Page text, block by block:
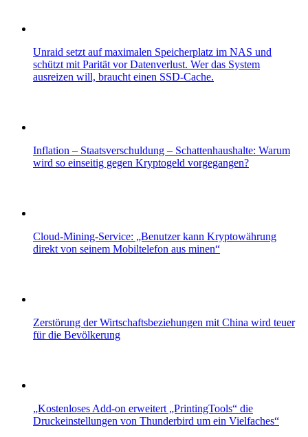
Unraid setzt auf maximalen Speicherplatz im NAS und
schützt mit Parität vor Datenverlust. Wer das System
ausreizen will, braucht einen SSD-Cache.
Inflation – Staatsverschuldung – Schattenhaushalte: Warum
wird so einseitig gegen Kryptogeld vorgegangen?
Cloud-Mining-Service: „Benutzer kann Kryptowährung
direkt von seinem Mobiltelefon aus minen“
Zerstörung der Wirtschaftsbeziehungen mit China wird teuer
für die Bevölkerung
„Kostenloses Add-on erweitert „PrintingTools“ die
Druckeinstellungen von Thunderbird um ein Vielfaches“